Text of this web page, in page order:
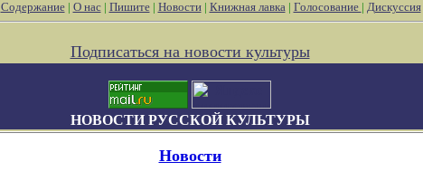
Содержание| О нас| Пишите| Новости| Книжная лавка| Голосование | Дискуссия
Подписаться на новости культуры
НОВОСТИ РУССКОЙ КУЛЬТУРЫ
Новости